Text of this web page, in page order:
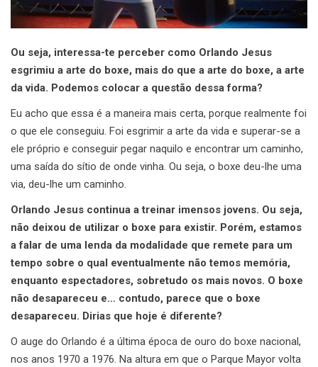
Ou seja, interessa-te perceber como Orlando Jesus
esgrimiu a arte do boxe, mais do que a arte do boxe, a arte
da vida. Podemos colocar a questão dessa forma?
Eu acho que essa é a maneira mais certa, porque realmente foi
o que ele conseguiu. Foi esgrimir a arte da vida e superar-se a
ele próprio e conseguir pegar naquilo e encontrar um caminho,
uma saída do sítio de onde vinha. Ou seja, o boxe deu-lhe uma
via, deu-lhe um caminho.
Orlando Jesus continua a treinar imensos jovens. Ou seja,
não deixou de utilizar o boxe para existir. Porém, estamos
a falar de uma lenda da modalidade que remete para um
tempo sobre o qual eventualmente não temos memória,
enquanto espectadores, sobretudo os mais novos. O boxe
não desapareceu e… contudo, parece que o boxe
desapareceu. Dirias que hoje é diferente?
O auge do Orlando é a última época de ouro do boxe nacional,
nos anos 1970 a 1976. Na altura em que o Parque Mayor volta